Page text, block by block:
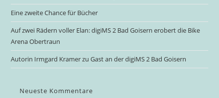
Eine zweite Chance für Bücher
Auf zwei Rädern voller Elan: digiMS 2 Bad Goisern erobert die Bike
Arena Obertraun
Autorin Irmgard Kramer zu Gast an der digiMS 2 Bad Goisern
Neueste Kommentare